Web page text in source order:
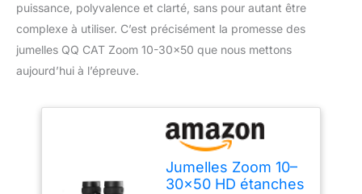
puissance, polyvalence et clarté, sans pour autant être
complexe à utiliser. C’est précisément la promesse des
jumelles QQ CAT Zoom 10-30×50 que nous mettons
aujourd’hui à l’épreuve.
Jumelles Zoom 10–
30x50 HD étanches